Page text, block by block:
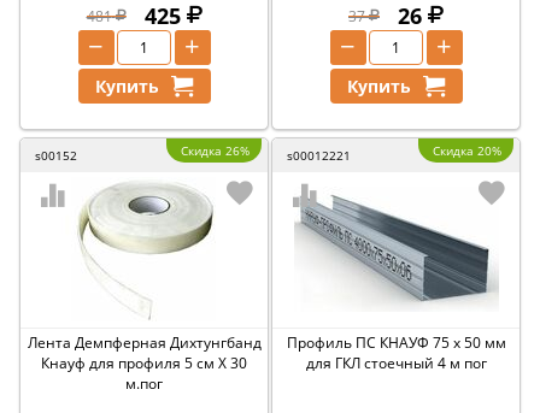
481 425
+
−
Купить
37 26
+
−
Купить
s00152 Скидка 26%
Лента Демпферная Дихтунгбанд
Кнауф для профиля 5 см Х 30
м.пог
s00012221 Скидка 20%
Профиль ПС КНАУФ 75 х 50 мм
для ГКЛ стоечный 4 м пог